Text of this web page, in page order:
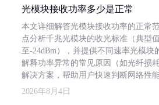
光模块接收功率多少是正常
本文详细解答光模块接收功率的正常
点分析千兆光模块的收光标准（典型
至-24dBm），并提供不同速率光模块
解释功率异常的常见原因（如光纤损
解决方案，帮助用户快速判断网络性能
2026年8月4日